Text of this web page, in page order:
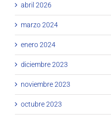
abril 2026
marzo 2024
enero 2024
diciembre 2023
noviembre 2023
octubre 2023